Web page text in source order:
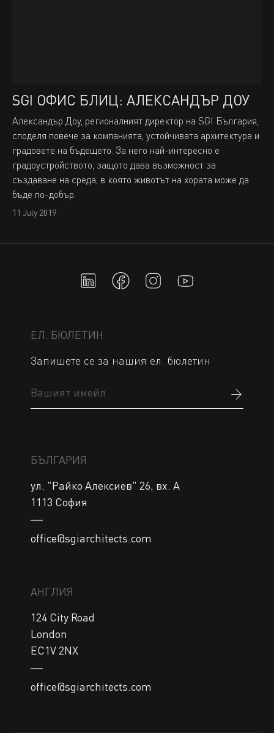
SGI ОФИС БЛИЦ: АЛЕКСАНДЪР ДОУ
Александър Доу, регионалният директор на SGI България,
споделя повече за компанията, устойчивата архитектура и
градовете на бъдещето. За него най-интересно е
градоустройството, защото дава възможност за
създаване на среда, в която животът на хората може да
бъде по-добър.
11 July 2019
ЕЛ. БЮЛЕТИН
Запишете се за нашия ел. бюлетин
БЪЛГАРИЯ
ул. "Райко Алексиев" 26, вх. А
office@sgiarchitects.com
АНГЛИЯ
124 City Road
London
EC1V 2NX
office@sgiarchitects.com